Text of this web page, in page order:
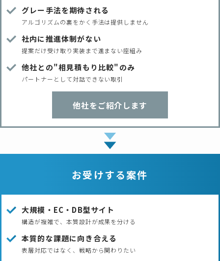
グレー手法を期待される
アルゴリズムの裏をかく手法は提供しません
社内に推進体制がない
提案だけ受け取り実装まで進まない座組み
他社との"相見積もり比較"のみ
パートナーとして対話できない取引
他社をご紹介します
お受けする案件
大規模・EC・DB型サイト
構造が複雑で、本質設計が成果を分ける
本質的な課題に向き合える
表層対応ではなく、戦略から関わりたい